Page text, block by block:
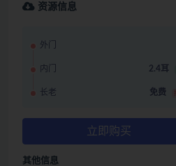
资源信息
外门
内门 2.4耳
长老 免费
立即购买
其他信息